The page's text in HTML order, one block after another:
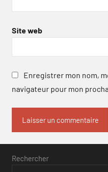
Site web
Enregistrer mon nom,
navigateur pour mon
Rechercher